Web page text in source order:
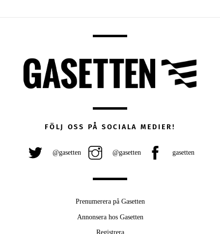
FÖLJ OSS PÅ SOCIALA MEDIER!
@gasetten @gasetten gasetten
Prenumerera på Gasetten
Annonsera hos Gasetten
Registrera